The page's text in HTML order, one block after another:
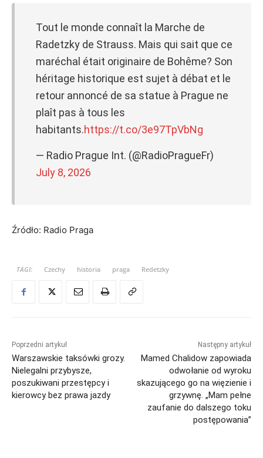
Tout le monde connaît la Marche de
Radetzky de Strauss. Mais qui sait que ce
maréchal était originaire de Bohême? Son
héritage historique est sujet à débat et le
retour annoncé de sa statue à Prague ne
plaît pas à tous les
habitants.https://t.co/3e97TpVbNg
— Radio Prague Int. (@RadioPragueFr)
July 8, 2026
Źródło: Radio Praga
TAGI: Czechy historia praga Redetzky
Poprzedni artykuł
Warszawskie taksówki grozy.
Nielegalni przybysze,
poszukiwani przestępcy i
kierowcy bez prawa jazdy
Następny artykuł
Mamed Chalidow zapowiada
odwołanie od wyroku
skazującego go na więzienie i
grzywnę. „Mam pełne
zaufanie do dalszego toku
postępowania”